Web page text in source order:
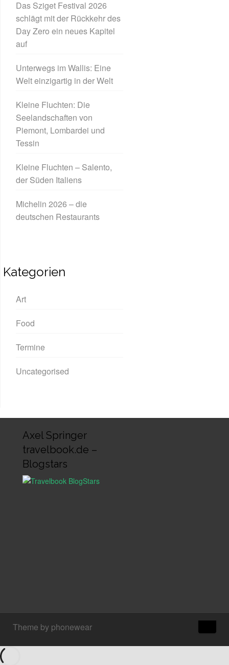
Das Sziget Festival 2026
schlägt mit der Rückkehr des
Day Zero ein neues Kapitel
auf
Unterwegs im Wallis: Eine
Welt einzigartig in der Welt
Kleine Fluchten: Die
Seelandschaften von
Piemont, Lombardei und
Tessin
Kleine Fluchten – Salento,
der Süden Italiens
Michelin 2026 – die
deutschen Restaurants
Kategorien
Art
Food
Termine
Uncategorised
Axel Springer
travelbook.de –
Blogstars
Theme by phonewear
↑